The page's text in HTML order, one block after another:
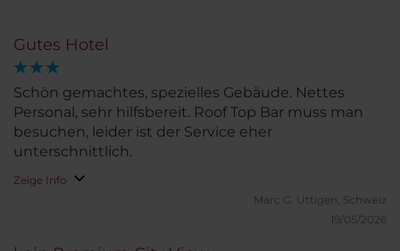
Gutes Hotel
Schön gemachtes, spezielles Gebäude. Nettes
Personal, sehr hilfsbereit. Roof Top Bar muss man
besuchen, leider ist der Service eher
unterschnittlich.
Zeige Info
Marc G. Uttigen, Schweiz
19/05/2026